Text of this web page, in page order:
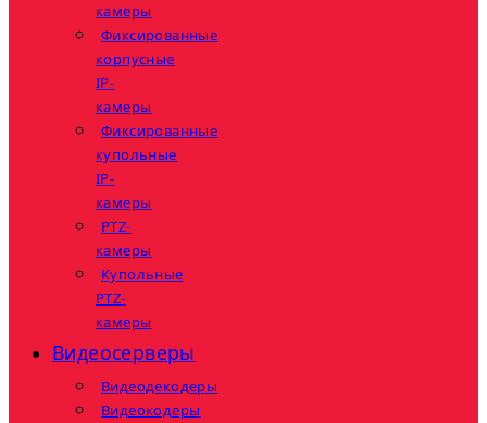
камеры
Фиксированные
корпусные
IP-
камеры
Фиксированные
купольные
IP-
камеры
PTZ-
камеры
Купольные
PTZ-
камеры
Видеосерверы
Видеодекодеры
Видеокодеры